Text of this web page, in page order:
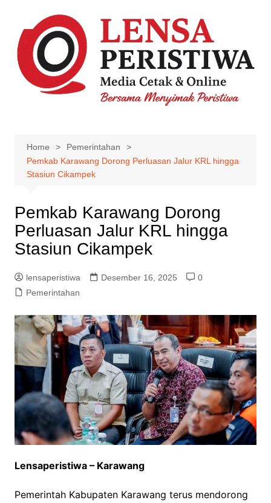
content
Home
Pemerintahan
Pemkab Karawang Dorong Perluasan Jalur KRL hingga
Stasiun Cikampek
Pemkab Karawang Dorong
Perluasan Jalur KRL hingga
Stasiun Cikampek
lensaperistiwa Desember 16, 2025
0
Pemerintahan
Lensaperistiwa – Karawang
Pemerintah Kabupaten Karawang terus mendorong